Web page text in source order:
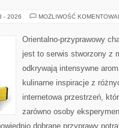
- 2026 MOŻLIWOŚĆ
Orientalno-przyprawowy
jest to serwis stworzony z
odkrywają intensywne
kulinarne inspiracje z
internetowa przestrzeń,
zarówno osoby
dobrane przyprawy